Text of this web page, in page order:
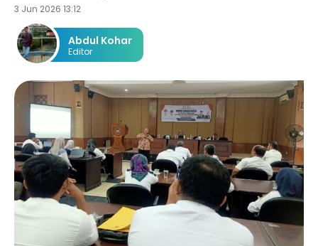
3 Jun 2026 13:12
Abdul Kohar
Editor